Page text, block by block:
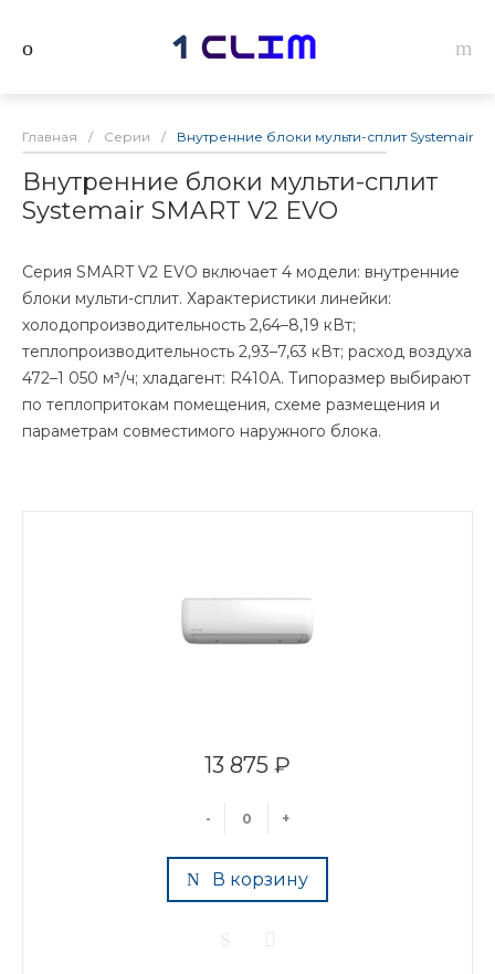
Главная / Серии / Внутренние блоки мульти-сплит Systemair
Внутренние блоки мульти-сплит
Systemair SMART V2 EVO
Серия SMART V2 EVO включает 4 модели: внутренние
блоки мульти-сплит. Характеристики линейки:
холодопроизводительность 2,64–8,19 кВт;
теплопроизводительность 2,93–7,63 кВт; расход воздуха
472–1 050 м³/ч; хладагент: R410A. Типоразмер выбирают
по теплопритокам помещения, схеме размещения и
параметрам совместимого наружного блока.
13 875 ₽
- +
В корзину